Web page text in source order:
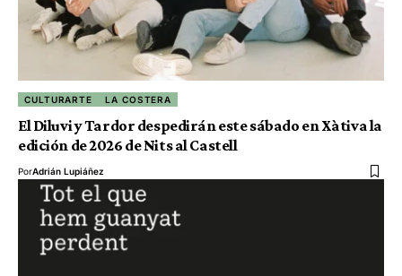
CULTURARTE LA COSTERA
El Diluvi y Tardor despedirán este sábado en Xàtiva la
edición de 2026 de Nits al Castell
PorAdrián Lupiáñez